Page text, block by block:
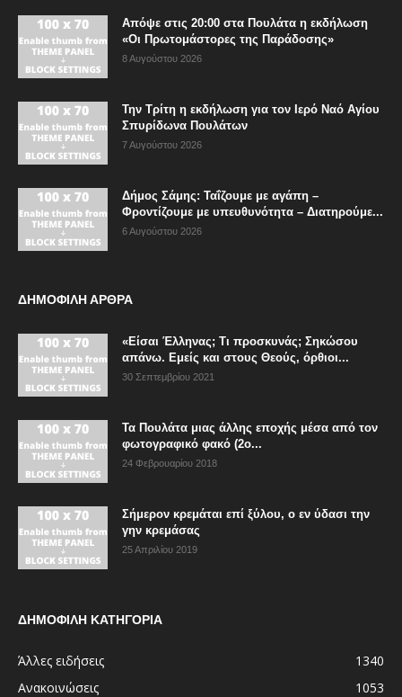
Απόψε στις 20:00 στα Πουλάτα η εκδήλωση
«Οι Πρωτομάστορες της Παράδοσης»
8 Αυγούστου 2026
Την Τρίτη η εκδήλωση για τον Ιερό Ναό Αγίου
Σπυρίδωνα Πουλάτων
7 Αυγούστου 2026
Δήμος Σάμης: Ταΐζουμε με αγάπη –
Φροντίζουμε με υπευθυνότητα – Διατηρούμε...
6 Αυγούστου 2026
ΔΗΜΟΦΙΛΗ ΑΡΘΡΑ
«Είσαι Έλληνας; Τι προσκυνάς; Σηκώσου
απάνω. Εμείς και στους Θεούς, όρθιοι...
30 Σεπτεμβρίου 2021
Τα Πουλάτα μιας άλλης εποχής μέσα από τον
φωτογραφικό φακό (2ο...
24 Φεβρουαρίου 2018
Σήμερον κρεμάται επί ξύλου, ο εν ύδασι την
γην κρεμάσας
25 Απριλίου 2019
ΔΗΜΟΦΙΛΗ ΚΑΤΗΓΟΡΙΑ
Άλλες ειδήσεις
1340
Ανακοινώσεις
1053